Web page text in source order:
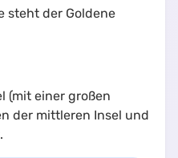
steht der Goldene
(mit einer großen
der mittleren Insel und